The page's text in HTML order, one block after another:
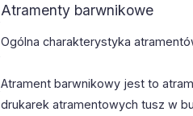
Atramenty barwnikowe
Ogólna charakterystyka
Atrament barwnikowy jest to
drukarek atramentowych tusz w